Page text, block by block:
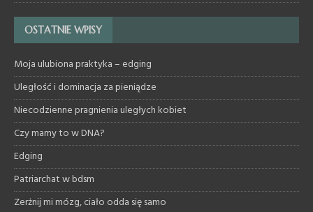
OSTATNIE WPISY
Moja ulubiona praktyka – edging
Uległość i dominacja za pieniądze
Niecodzienne pragnienia uległych kobiet
Czy mamy to w DNA?
Edging
Patriarchat w bdsm
Zerżnij mi mózg, ciało odda się samo